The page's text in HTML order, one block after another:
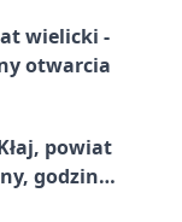
wielicki -
otwarcia
powiat
godziny